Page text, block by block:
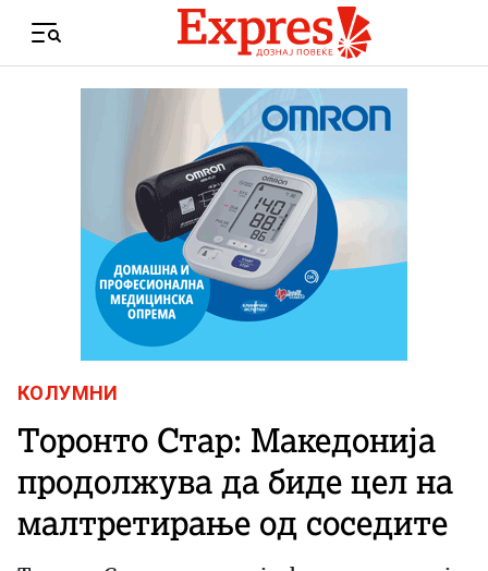
Menu
КОЛУМНИ
Торонто Стар: Македонија
продолжува да биде цел на
малтретирање од соседите